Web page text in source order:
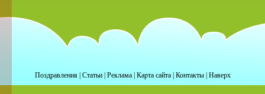
Поздравления| Статьи| Реклама| Карта сайта| Контакты| Наверх